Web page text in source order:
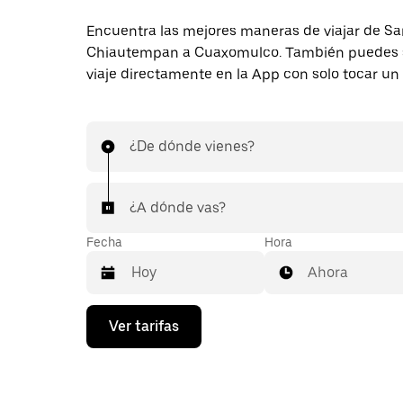
Encuentra las mejores maneras de viajar de
Chiautempan a Cuaxomulco. También
viaje directamente en la App con solo tocar un
¿De dónde vienes?
¿A dónde vas?
Fecha
Presiona
flecha
Hora
Ahora
Ver tarifas